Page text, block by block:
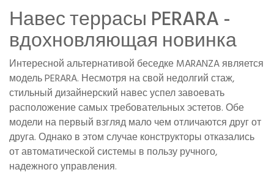
Навес террасы PERARA -
вдохновляющая новинка
Интересной альтернативой беседке MARANZA является
модель PERARA. Несмотря на свой недолгий стаж,
стильный дизайнерский навес успел завоевать
расположение самых требовательных эстетов. Обе
модели на первый взгляд мало чем отличаются друг от
друга. Однако в этом случае конструкторы отказались
от автоматической системы в пользу ручного,
надежного управления.